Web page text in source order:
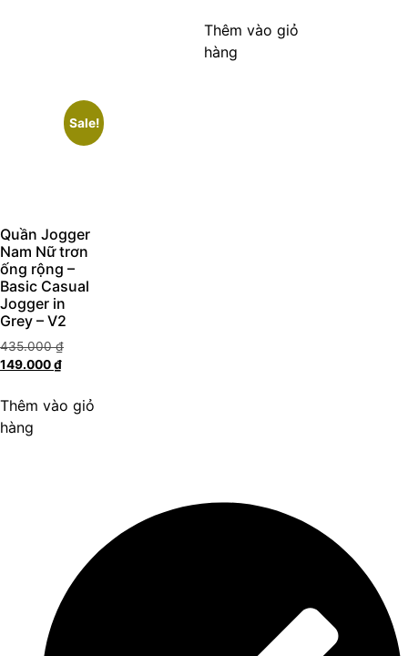
Thêm vào giỏ
hàng
Sale!
Quần Jogger
Nam Nữ trơn
ống rộng –
Basic Casual
Jogger in
Grey – V2
435.000₫
149.000₫
Thêm vào giỏ
hàng